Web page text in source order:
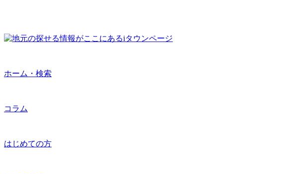
ホーム・検索
コラム
はじめての方